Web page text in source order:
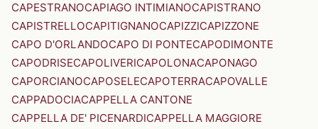
CAPESTRANOCAPIAGO INTIMIANOCAPISTRANO
CAPISTRELLOCAPITIGNANOCAPIZZICAPIZZONE
CAPO D'ORLANDOCAPO DI PONTECAPODIMONTE
CAPODRISECAPOLIVERICAPOLONACAPONAGO
CAPORCIANOCAPOSELECAPOTERRACAPOVALLE
CAPPADOCIACAPPELLA CANTONE
CAPPELLA DE' PICENARDICAPPELLA MAGGIORE